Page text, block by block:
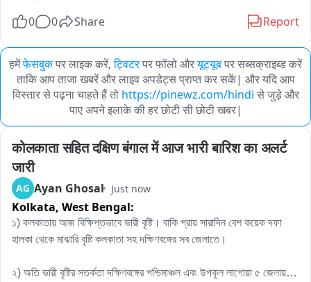
0 0 Share Report
हमेंफेसबुकपर लाइक करें, ट्विटरपर फॉलो औरयूट्यूबपर सब्सक्राइब्ड करें
ताकि आप ताजा खबरें और लाइव अपडेट्स प्राप्त कर सकें| और यदि आप
विस्तार से पढ़ना चाहते हैं तो https://pinewz.com/hindi से जुड़े और
पाए अपने इलाके की हर छोटी सी छोटी खबर|
कोलकाता सहित दक्षिण बंगाल में आज भारी बारिश का अलर्ट
जारी
AG Ayan Ghosal Just now
Kolkata, West Bengal:
১) কলকাতায় আজ বিক্ষিপ্তভাবে ভারী বৃষ্টি। বাকি প্রায় সারাদিন বেশ কয়েক দফা
হালকা থেকে মাঝারি বৃষ্টি কলকাতা সহ দক্ষিণবঙ্গের সব জেলাতে।
২) অতি ভারী বৃষ্টির সতর্কতা দক্ষিণবঙ্গের পশ্চিমাঞ্চল এবং উপকূল লাগোয়া ৫ জেলায়।